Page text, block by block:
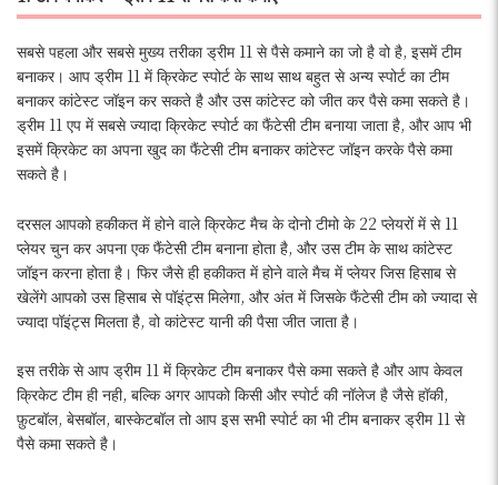
सबसे पहला और सबसे मुख्य तरीका ड्रीम 11 से पैसे कमाने का जो है वो है, इसमें टीम
बनाकर। आप ड्रीम 11 में क्रिकेट स्पोर्ट के साथ साथ बहुत से अन्य स्पोर्ट का टीम
बनाकर कांटेस्ट जॉइन कर सकते है और उस कांटेस्ट को जीत कर पैसे कमा सकते है।
ड्रीम 11 एप में सबसे ज्यादा क्रिकेट स्पोर्ट का फैंटेसी टीम बनाया जाता है, और आप भी
इसमें क्रिकेट का अपना खुद का फैंटेसी टीम बनाकर कांटेस्ट जॉइन करके पैसे कमा
सकते है।
दरसल आपको हकीकत में होने वाले क्रिकेट मैच के दोनो टीमो के 22 प्लेयरों में से 11
प्लेयर चुन कर अपना एक फैंटेसी टीम बनाना होता है, और उस टीम के साथ कांटेस्ट
जॉइन करना होता है। फिर जैसे ही हकीकत में होने वाले मैच में प्लेयर जिस हिसाब से
खेलेंगे आपको उस हिसाब से पॉइंट्स मिलेगा, और अंत में जिसके फैंटेसी टीम को ज्यादा से
ज्यादा पॉइंट्स मिलता है, वो कांटेस्ट यानी की पैसा जीत जाता है।
इस तरीके से आप ड्रीम 11 में क्रिकेट टीम बनाकर पैसे कमा सकते है और आप केवल
क्रिकेट टीम ही नही, बल्कि अगर आपको किसी और स्पोर्ट की नॉलेज है जैसे हॉकी,
फ़ुटबॉल, बेसबॉल, बास्केटबॉल तो आप इस सभी स्पोर्ट का भी टीम बनाकर ड्रीम 11 से
पैसे कमा सकते है।